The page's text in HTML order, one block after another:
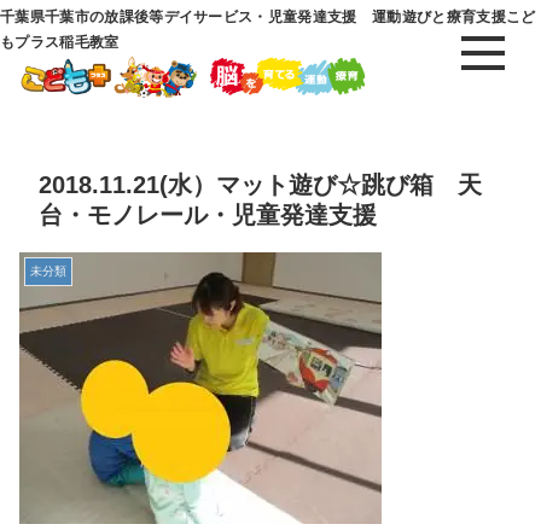
千葉県千葉市の放課後等デイサービス・児童発達支援 運動遊びと療育支援こど
もプラス稲毛教室
2018.11.21(水）マット遊び☆跳び箱 天
台・モノレール・児童発達支援
未分類